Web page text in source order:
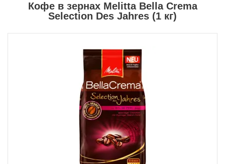
Кофе в зернах Melitta Bella Crema
Selection Des Jahres (1 кг)